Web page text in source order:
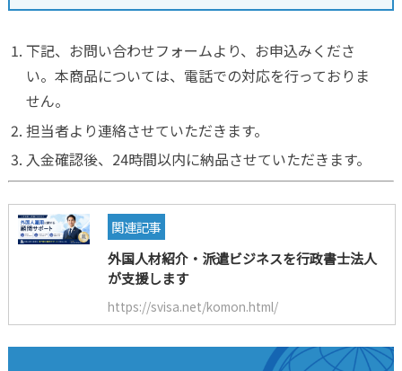
下記、お問い合わせフォームより、お申込みくださ
い。本商品については、電話での対応を行っておりま
せん。
担当者より連絡させていただきます。
入金確認後、24時間以内に納品させていただきます。
関連記事
外国人材紹介・派遣ビジネスを行政書士法人
が支援します
https://svisa.net/komon.html/